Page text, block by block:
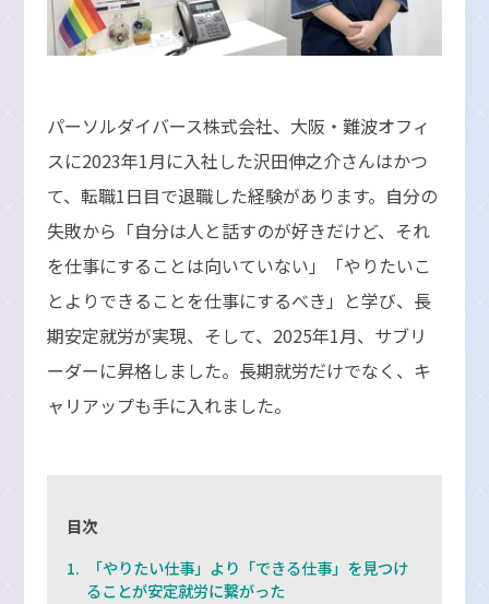
パーソルダイバース株式会社、大阪・難波オフィ
スに2023年1月に入社した沢田伸之介さんはかつ
て、転職1日目で退職した経験があります。自分の
失敗から「自分は人と話すのが好きだけど、それ
を仕事にすることは向いていない」「やりたいこ
とよりできることを仕事にするべき」と学び、長
期安定就労が実現、そして、2025年1月、サブリ
ーダーに昇格しました。長期就労だけでなく、キ
ャリアップも手に入れました。
目次
「やりたい仕事」より「できる仕事」を見つけ
ることが安定就労に繋がった